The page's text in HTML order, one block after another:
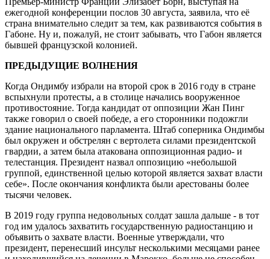
ежегодной конференции послов 30 августа, заявила, что её
страна внимательно следит за тем, как развиваются события в
Габоне. Ну и, пожалуй, не стоит забывать, что Габон является
бывшей французской колонией.
ПРЕДЫДУЩИЕ ВОЛНЕНИЯ
Когда Ондимбу избрали на второй срок в 2016 году в стране
вспыхнули протесты, а в столице начались вооруженное
противостояние. Тогда кандидат от оппозиции Жан Пинг
также говорил о своей победе, а его сторонники подожгли
здание национального парламента. Штаб соперника Ондимбы
был окружен и обстрелян с вертолета силами президентской
гвардии, а затем была атакована оппозиционная радио- и
телестанция. Президент назвал оппозицию «небольшой
группой, единственной целью которой является захват власти
себе». После окончания конфликта были арестованы более
тысячи человек.
В 2019 году группа недовольных солдат зашла дальше - в тот
год им удалось захватить государственную радиостанцию и
объявить о захвате власти. Военные утверждали, что
президент, перенесший инсульт несколькими месяцами ранее